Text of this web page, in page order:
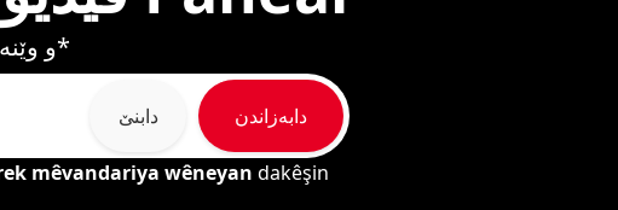
بە ئاسانی ڤیدیۆ (MP4)، دەنگ (MP3)، و وێنە دابەزێنە*
دابنێ دابەزاندن
mêvandariya wêneyan dakêşin